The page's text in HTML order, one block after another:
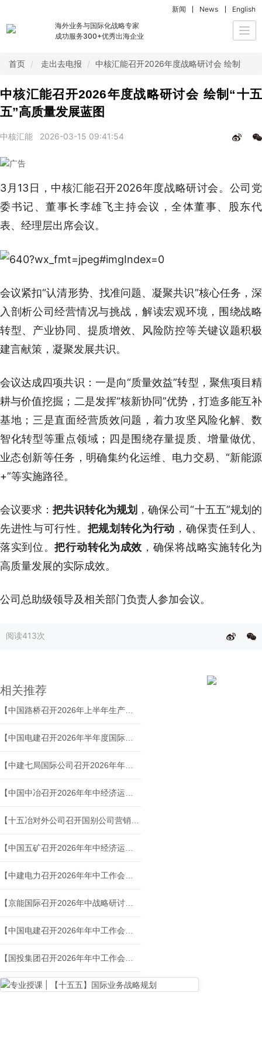
海外业务与国际化战略专家
成功服务300+优秀出海企业
新闻 News English
首页 走出去电报 中核汇能召开2026年度战略研讨会 绘制“十五
中核汇能召开2026年度战略研讨会 绘制“十五
五”高质量发展蓝图
中核汇能 2026-03-15 09:41:54
3月13日，中核汇能召开2026年度战略研讨会。公司党
委书记、董事长李雄飞主持会议，全体董事、股东代
表、经理层出席会议。
会议紧扣“认清形势、找准问题、凝聚共识”核心任务，深
入剖析公司经营情况与挑战，解读宏观环境，围绕战略
转型、产业协同、提质增效、风险防控等关键议题积极
建言献策，凝聚发展共识。
会议达成四项共识：一是向“质量效益”转型，聚焦项目精
耕与价值挖掘；二是发挥“核新协同”优势，打造多能互补
基地；三是直面经营质效问题，着力攻坚风险化解、数
智化转型等重点领域；四是围绕存量提质、增量做优、
业态创新等任务，明确集约化运维、电力交易、“新能源
+”等实施路径。
会议要求：把共识转化为规划 ，确保公司“十五五”规划的
先进性与可行性。 把规划转化为行动 ，确保责任到人、
落实到位。把行动转化为成效 ，确保将战略实施转化为
高质量发展的实际成效。
公司总助级领导及相关部门负责人参加会议。
阅读413次
相关推荐
【中国路桥召开2026年上半年生产经营工作会议】
【中国电建召开2026年半年度国际业务经济运行分析会】
【中建七局国际公司召开2026年年中工作会议】
【中国中冶召开2026年年中经济运行分析会】
【十五冶对外公司召开国别公司营销机构组建专题会议】
【中国五矿召开2026年年中经济运行分析会】
【中建电力召开2026年年中工作会议】
【京能国际召开2026年中战略研讨会暨工作会】
【中国电建召开2026年年中工作会议】
【国投集团召开2026年年中工作会议】